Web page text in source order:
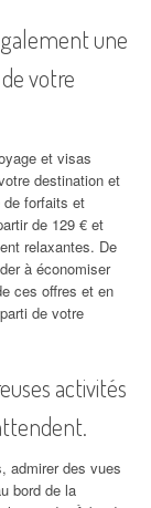
une
votre
et visas
destination et
forfaits et
de 129 € et
relaxantes. De
à économiser
ces offres et en
de votre
activités
admirer des vues
bord de la